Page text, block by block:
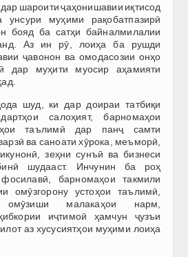
шароити ҷаҳонишавии иқтисод
унсури муҳими рақобатпазирӣ
бояд ба сатҳи байналмилалии
Аз ин рӯ, лоиҳа ба рушди
ҷавонон ва омодасозии онҳо
дар муҳити муосир аҳамияти
шуд, ки дар доираи татбиқи
салоҳият, барномаҳои
таълимӣ дар панҷ самти
ва саноати хӯрока, меъморӣ,
зеҳни сунъӣ ва бизнеси
шудааст. Инчунин ба роҳ
барномаҳои такмили
омӯзгорону устоҳои таълимӣ,
малакаҳои нарм,
иҷтимоӣ ҳамчун ҷузъи
аз хусусиятҳои муҳими лоиҳа